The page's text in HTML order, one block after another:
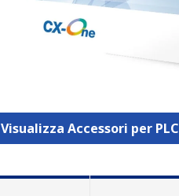
Visualizza Accessori per PLC